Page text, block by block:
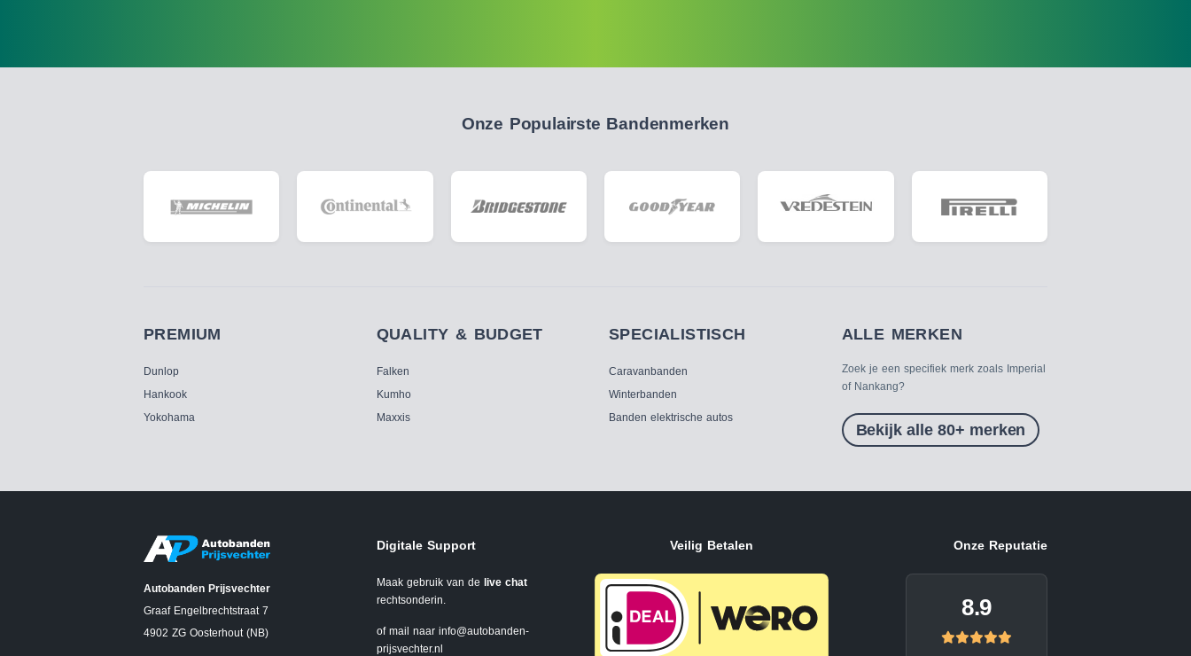
Onze Populairste Bandenmerken
PREMIUM
Dunlop
Hankook
Yokohama
QUALITY & BUDGET
Falken
Kumho
Maxxis
SPECIALISTISCH
Caravanbanden
Winterbanden
Banden elektrische autos
ALLE MERKEN
Zoek je een specifiek merk zoals Imperial
of Nankang?
Bekijk alle 80+ merken
Autobanden Prijsvechter
Graaf Engelbrechtstraat 7
4902 ZG Oosterhout (NB)
Digitale Support
Maak gebruik van de live chat
rechtsonderin.
of mail naar info@autobanden-
prijsvechter.nl
Veilig Betalen Onze Reputatie
8.9